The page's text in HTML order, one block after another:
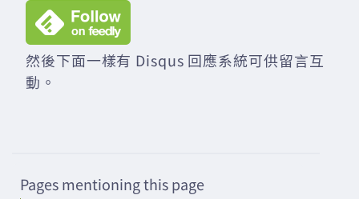
然後下面一樣有 Disqus 回應系統可供留言互
動。
Pages mentioning this page